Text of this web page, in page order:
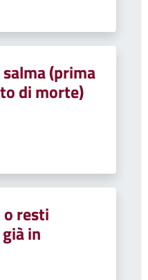
(prima
di morte)
resti
in